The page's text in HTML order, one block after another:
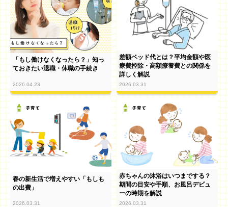
「もし働けなくなったら？」知っ
ておきたい退職・休職の手続き
2026.04.23
差額ベッド代とは？平均金額や医
療費控除・高額療養費との関係を
詳しく解説
2026.03.31
春の新生活で増えやすい「もしも
の出費」
2026.03.31
赤ちゃんの沐浴はいつまでする？
期間の目安や手順、お風呂デビュ
ーの時期を解説
2026.03.31